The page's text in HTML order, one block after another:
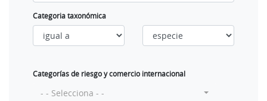
Categoria taxonómica
Categorías de riesgo y comercio internacional
- - Selecciona - -